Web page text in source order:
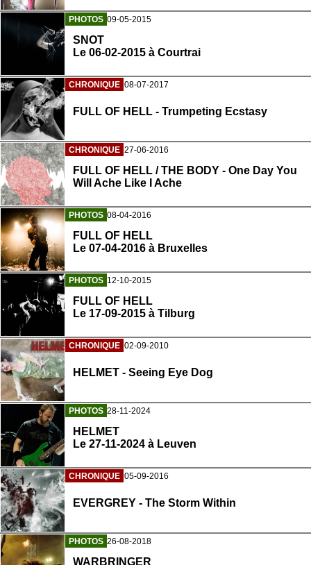
PHOTOS 09-05-2015
SNOT
Le 06-02-2015 à Courtrai
CHRONIQUE 08-07-2017
FULL OF HELL - Trumpeting Ecstasy
CHRONIQUE 27-06-2016
FULL OF HELL / THE BODY - One Day You
Will Ache Like I Ache
PHOTOS 08-04-2016
FULL OF HELL
Le 07-04-2016 à Bruxelles
PHOTOS 12-10-2015
FULL OF HELL
Le 17-09-2015 à Tilburg
CHRONIQUE 02-09-2010
HELMET - Seeing Eye Dog
PHOTOS 28-11-2024
HELMET
Le 27-11-2024 à Leuven
CHRONIQUE 05-09-2016
EVERGREY - The Storm Within
PHOTOS 26-08-2018
WARBRINGER